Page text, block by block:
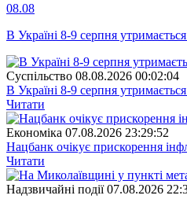
08.08
В Україні 8-9 серпня
Суспiльство 08.08.2026 00:02:04
В Україні 8-9 серпня
Читати
Економіка 07.08.2026 23:29:52
Нацбанк очікує прискорення
Читати
Надзвичайні події 07.08.2026